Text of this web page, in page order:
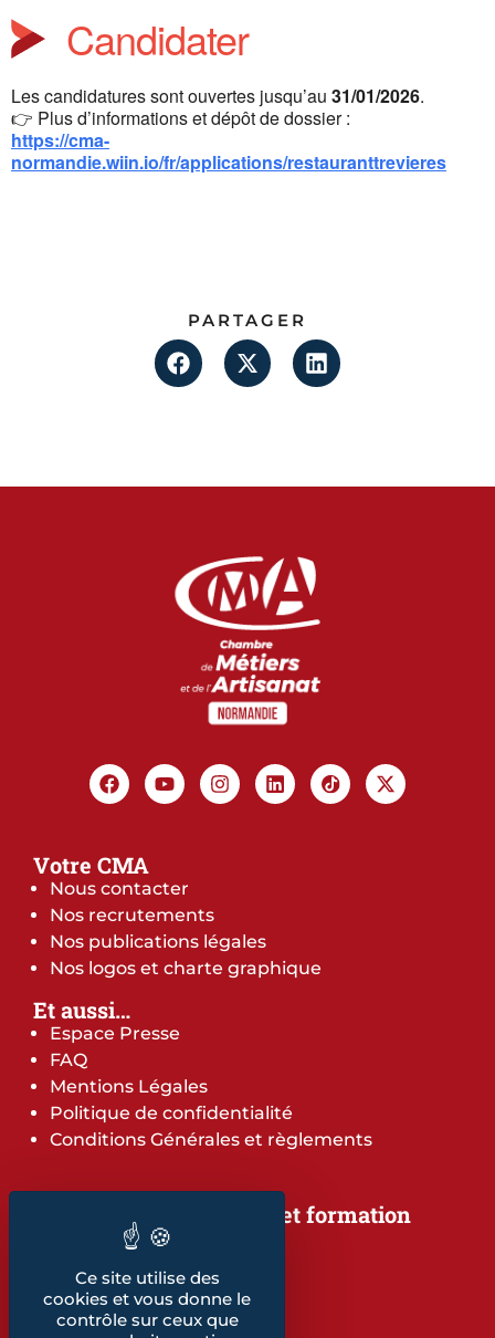
Candidater
Les candidatures sont ouvertes jusqu’au 31/01/2026.
👉 Plus d’informations et dépôt de dossier :
https://cma-
normandie.wiin.io/fr/applications/restauranttrevieres
PARTAGER
Votre CMA
Nous contacter
Nos recrutements
Nos publications légales
Nos logos et charte graphique
Et aussi…
Espace Presse
FAQ
Mentions Légales
Politique de confidentialité
Conditions Générales et règlements
Notre offre de services et formation
Notre offre de services
Notre dépliant formation
Les indicateurs
Ce site utilise des
cookies et vous donne le
contrôle sur ceux que